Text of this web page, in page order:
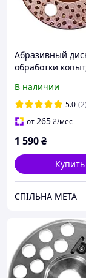
Абразивный
обработки
В наличии
5.0 (2)
от265₴/мес
1 590₴
Купить
СПІЛЬНА МЕТА